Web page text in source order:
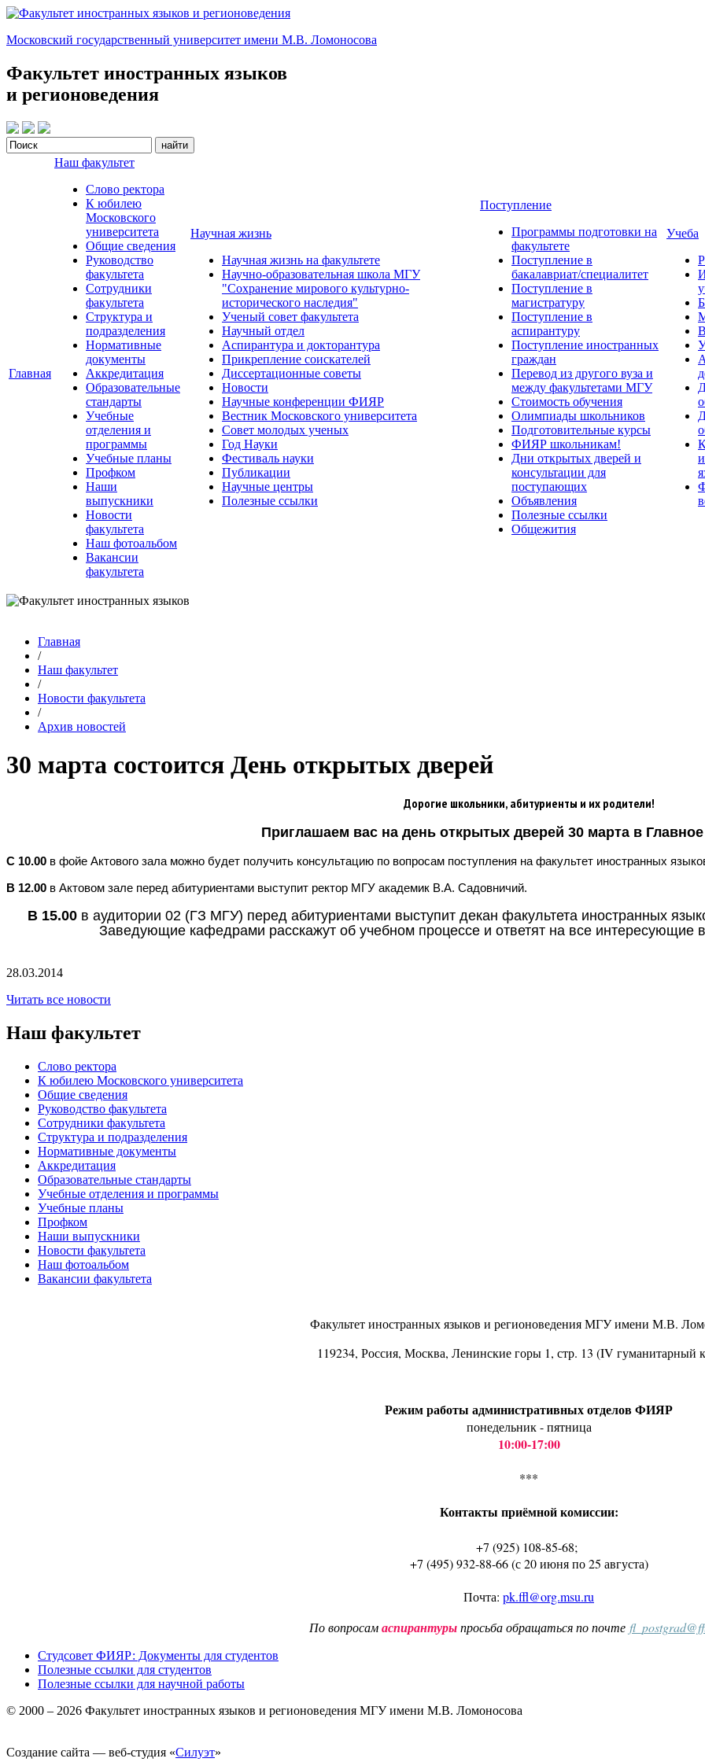
Московский государственный университет имени М.В. Ломоносова
Факультет иностранных языков
и регионоведения
Главная
Наш факультет
Слово ректора
К юбилею
Московского
университета
Общие сведения
Руководство
факультета
Сотрудники
факультета
Структура и
подразделения
Нормативные
документы
Аккредитация
Образовательные
стандарты
Учебные
отделения и
программы
Учебные планы
Профком
Наши
выпускники
Новости
факультета
Наш фотоальбом
Вакансии
факультета
Научная жизнь
Научная жизнь на факультете
Научно-образовательная школа МГУ
"Сохранение мирового культурно-
исторического наследия"
Ученый совет факультета
Научный отдел
Аспирантура и докторантура
Прикрепление соискателей
Диссертационные советы
Новости
Научные конференции ФИЯР
Вестник Московского университета
Совет молодых ученых
Год Науки
Фестиваль науки
Публикации
Научные центры
Полезные ссылки
Поступление
Программы подготовки на
факультете
Поступление в
бакалавриат/специалитет
Поступление в
магистратуру
Поступление в
аспирантуру
Поступление иностранных
граждан
Перевод из другого вуза и
между факультетами МГУ
Стоимость обучения
Олимпиады школьников
Подготовительные курсы
ФИЯР школьникам!
Дни открытых дверей и
консультации для
поступающих
Объявления
Полезные ссылки
Общежития
Учеба
Главная
/
Наш факультет
/
Новости факультета
/
Архив новостей
30 марта состоится День открытых дверей
Дорогие школьники, абитуриенты и их родители!
Приглашаем вас на день открытых дверей 30 марта в
С 10.00 в фойе Актового зала можно будет получить консультацию по вопросам поступления на факультет иностранных
В 12.00 в Актовом зале перед абитуриентами выступит ректор МГУ академик В.А. Садовничий.
В 15.00 в аудитории 02 (ГЗ МГУ) перед абитуриентами выступит декан факультета иностранных
Заведующие кафедрами расскажут об учебном процессе и ответят на все
28.03.2014
Читать все новости
Наш факультет
Слово ректора
К юбилею Московского университета
Общие сведения
Руководство факультета
Сотрудники факультета
Структура и подразделения
Нормативные документы
Аккредитация
Образовательные стандарты
Учебные отделения и программы
Учебные планы
Профком
Наши выпускники
Новости факультета
Наш фотоальбом
Вакансии факультета
Факультет иностранных языков и регионоведения МГУ имени М.В.
119234, Россия, Москва, Ленинские горы 1, стр. 13 (IV гуманитарный
Режим работы административных отделов ФИЯР
понедельник - пятница
10:00-17:00
***
Контакты приёмной комиссии:
+7 (925) 108-85-68;
+7 (495) 932-88-66 (с 20 июня по 25 августа)
Почта: pk.ffl@org.msu.ru
По вопросамаспирантурыпросьба обращаться по почте
Студсовет ФИЯР: Документы для студентов
Полезные ссылки для студентов
Полезные ссылки для научной работы
© 2000 – 2026 Факультет иностранных языков и регионоведения МГУ имени М.В. Ломоносова
Создание сайта — веб-студия «Силуэт»